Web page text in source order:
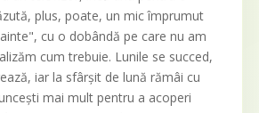
plus, poate, un mic împrumut
cu o dobândă pe care nu am
cum trebuie. Lunile se succed,
iar la sfârșit de lună rămâi cu
mai mult pentru a acoperi